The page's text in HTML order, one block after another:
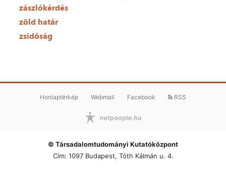
zászlókérdés
zöld határ
zsidóság
Honlaptérkép Webmail Facebook RSS
© Társadalomtudományi Kutatóközpont
Cím: 1097 Budapest, Tóth Kálmán u. 4.